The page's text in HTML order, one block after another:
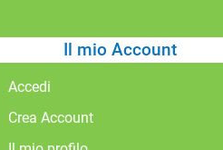
Il mio Account
Accedi
Crea Account